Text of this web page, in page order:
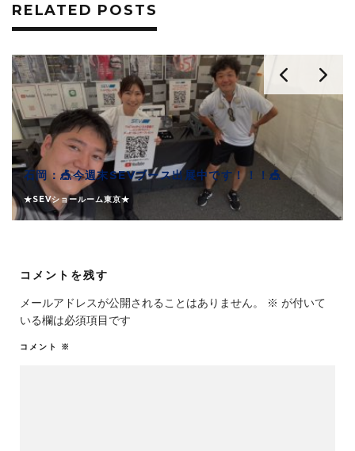
RELATED POSTS
石岡：🎪今週末SEVブース出展中です！！！🎪
★SEVショールーム東京★
コメントを残す
メールアドレスが公開されることはありません。 ※ が付いて
いる欄は必須項目です
コメント ※